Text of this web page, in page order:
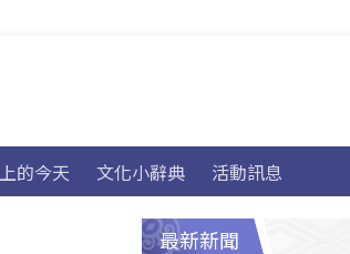
的今天 文化小辭典 活動訊息
最新新聞